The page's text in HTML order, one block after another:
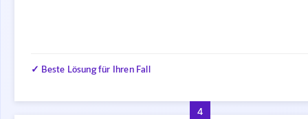
✓ Beste Lösung für Ihren Fall
4